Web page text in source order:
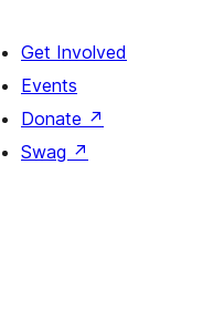
Get Involved
Events
Donate ↗
Swag ↗